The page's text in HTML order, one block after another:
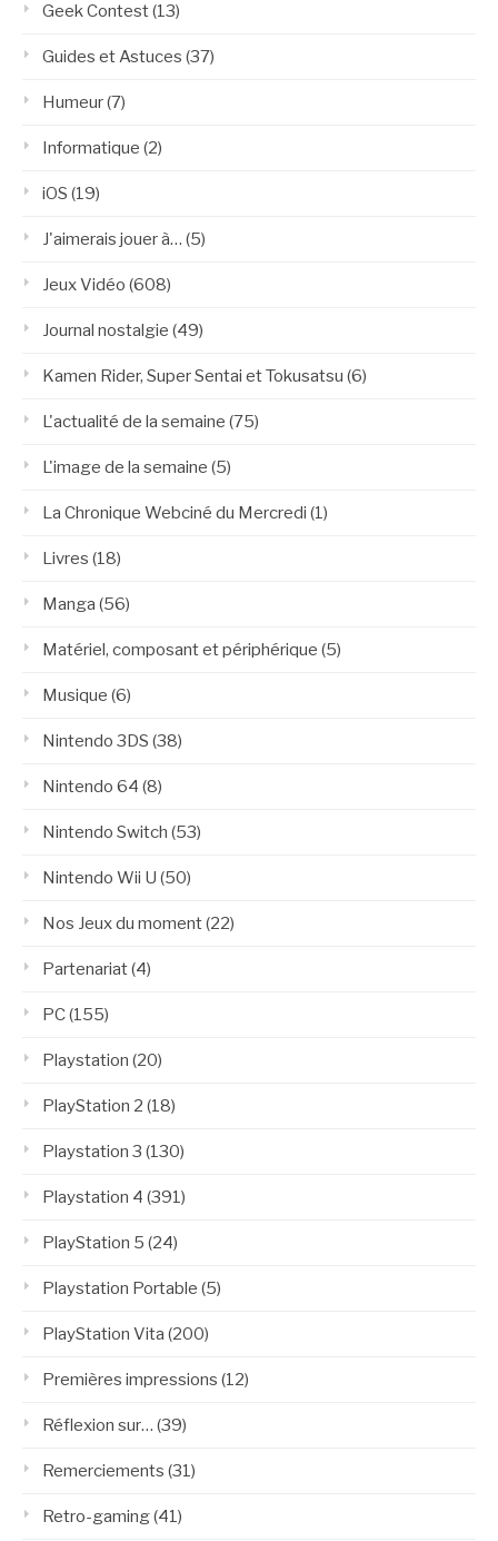
Geek Contest(13)
Guides et Astuces (37)
Humeur(7)
Informatique (2)
iOS (19)
J'aimerais jouer à… (5)
Jeux Vidéo (608)
Journal nostalgie (49)
Kamen Rider, Super Sentai et Tokusatsu (6)
L'actualité de la semaine (75)
L'image de la semaine (5)
La Chronique Webciné du Mercredi (1)
Livres (18)
Manga (56)
Matériel, composant et périphérique (5)
Musique (6)
Nintendo 3DS (38)
Nintendo 64 (8)
Nintendo Switch (53)
Nintendo Wii U (50)
Nos Jeux du moment(22)
Partenariat(4)
PC(155)
Playstation (20)
PlayStation 2 (18)
Playstation 3 (130)
Playstation 4 (391)
PlayStation 5 (24)
Playstation Portable (5)
PlayStation Vita (200)
Premières impressions (12)
Réflexion sur… (39)
Remerciements (31)
Retro-gaming(41)